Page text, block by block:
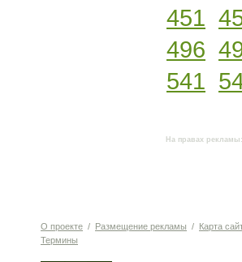
451
496
541
На правах рекламы:
О проекте / Размещение рекламы / Карта
Термины